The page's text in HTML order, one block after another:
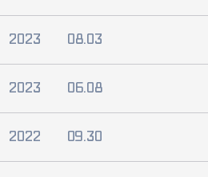
2023 08.03
2023 06.08
2022 09.30